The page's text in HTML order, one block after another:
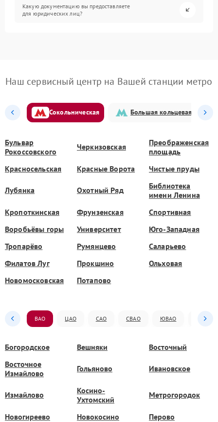
Какую документацию вы предоставляете
для юридических лиц?
Наш сервисный центр на Вашей станции метро
Сокольническая Большая кольцевая
Бульвар
Рокоссовского
Черкизовская
Преображенская
площадь
Красносельская
Красные Ворота Чистые пруды
Лубянка Охотный Ряд
Библиотека
имени Ленина
Кропоткинская
Фрунзенская
Спортивная
Воробьёвы горы
Университет
Юго-Западная
Тропарёво
Румянцево
Саларьево
Филатов Луг
Прокшино
Ольховая
Новомосковская
Потапово
ВАО ЦАО САО СВАО ЮВАО ЮАО
Богородское Вешняки
Восточный
Восточное
Измайлово
Гольяново Ивановское
Измайлово
Косино-
Ухтомский
Метрогородок
Новогиреево Новокосино Перово